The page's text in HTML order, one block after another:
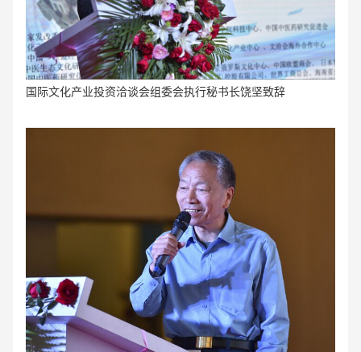
国际文化产业投资洽谈会组委会执行秘书长饶坚致辞